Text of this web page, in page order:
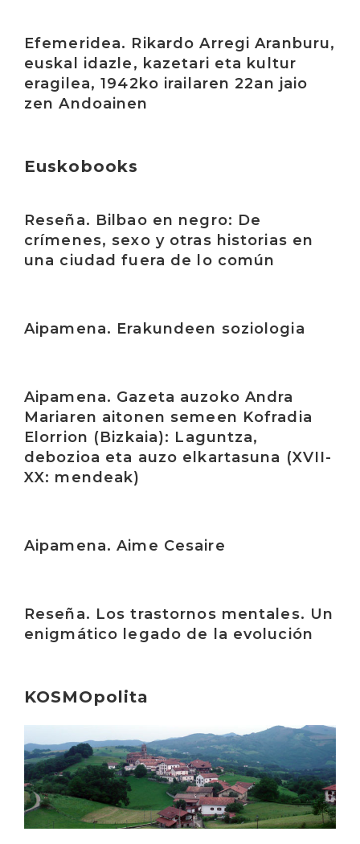
Efemeridea. Rikardo Arregi Aranburu,
euskal idazle, kazetari eta kultur
eragilea, 1942ko irailaren 22an jaio
zen Andoainen
Euskobooks
Reseña. Bilbao en negro: De
crímenes, sexo y otras historias en
una ciudad fuera de lo común
Aipamena. Erakundeen soziologia
Aipamena. Gazeta auzoko Andra
Mariaren aitonen semeen Kofradia
Elorrion (Bizkaia): Laguntza,
debozioa eta auzo elkartasuna (XVII-
XX: mendeak)
Aipamena. Aime Cesaire
Reseña. Los trastornos mentales. Un
enigmático legado de la evolución
KOSMOpolita